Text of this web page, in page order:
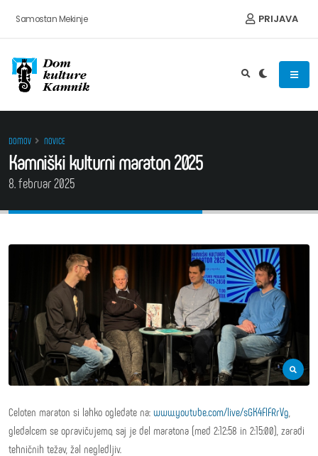
Samostan Mekinje PRIJAVA
DOMOV NOVICE
Kamniški kulturni maraton 2025
8. februar 2025
Celoten maraton si lahko ogledate na: www.youtube.com/live/sGK4FlFRrVg
gledalcem se opravičujemo, saj je del maratona (med 2:12:58 in 2:15:00), zaradi
tehničnih težav, žal negledljiv.